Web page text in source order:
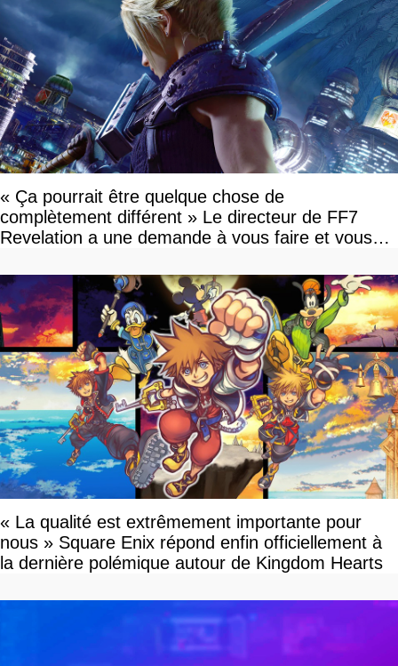
« Ça pourrait être quelque chose de
complètement différent » Le directeur de FF7
Revelation a une demande à vous faire et vous
« La qualité est extrêmement importante pour
nous » Square Enix répond enfin officiellement à
la dernière polémique autour de Kingdom Hearts